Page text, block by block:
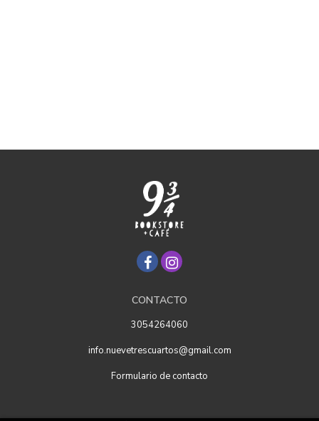
CONTACTO
3054264060
info.nuevetrescuartos@gmail.com
Formulario de contacto